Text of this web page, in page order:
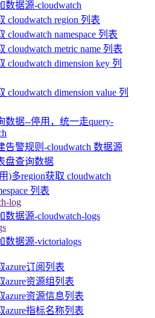
数据源-cloudwatch
cloudwatch region 列表
cloudwatch namespace 列表
cloudwatch metric name 列表
cloudwatch dimension key 列
cloudwatch dimension value 列
数据--停用，统一走query-
告警规则-cloudwatch 数据源
盘查询数据
)多region获取 cloudwatch
列表
log
数据源-cloudwatch-logs
数据源-victorialogs
azure订阅列表
azure资源组列表
azure资源信息列表
azure指标名称列表